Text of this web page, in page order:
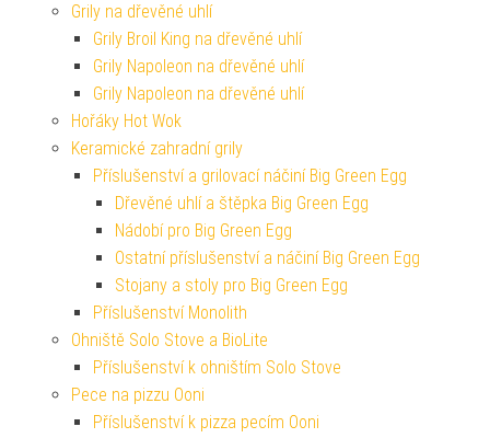
Grily na dřevěné uhlí
Grily Broil King na dřevěné uhlí
Grily Napoleon na dřevěné uhlí
Grily Napoleon na dřevěné uhlí
Hořáky Hot Wok
Keramické zahradní grily
Příslušenství a grilovací náčiní Big Green Egg
Dřevěné uhlí a štěpka Big Green Egg
Nádobí pro Big Green Egg
Ostatní příslušenství a náčiní Big Green Egg
Stojany a stoly pro Big Green Egg
Příslušenství Monolith
Ohniště Solo Stove a BioLite
Příslušenství k ohništím Solo Stove
Pece na pizzu Ooni
Příslušenství k pizza pecím Ooni